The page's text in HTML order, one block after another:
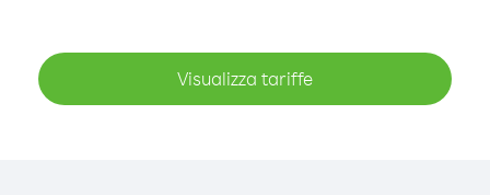
Visualizza tariffe